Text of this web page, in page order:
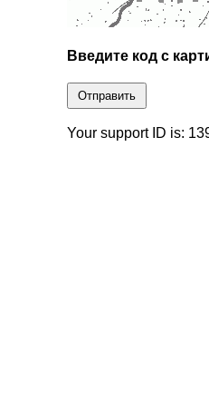
Введите код с
Отправить
Your support ID is: